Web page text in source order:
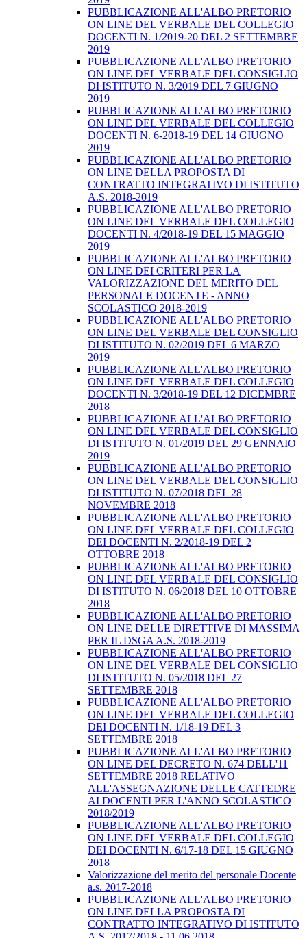
PUBBLICAZIONE ALL'ALBO PRETORIO
ON LINE DEL VERBALE DEL COLLEGIO
DOCENTI N. 1/2019-20 DEL 2 SETTEMBRE
2019
PUBBLICAZIONE ALL'ALBO PRETORIO
ON LINE DEL VERBALE DEL CONSIGLIO
DI ISTITUTO N. 3/2019 DEL 7 GIUGNO
2019
PUBBLICAZIONE ALL'ALBO PRETORIO
ON LINE DEL VERBALE DEL COLLEGIO
DOCENTI N. 6-2018-19 DEL 14 GIUGNO
2019
PUBBLICAZIONE ALL'ALBO PRETORIO
ON LINE DELLA PROPOSTA DI
CONTRATTO INTEGRATIVO DI ISTITUTO
A.S. 2018-2019
PUBBLICAZIONE ALL'ALBO PRETORIO
ON LINE DEL VERBALE DEL COLLEGIO
DOCENTI N. 4/2018-19 DEL 15 MAGGIO
2019
PUBBLICAZIONE ALL'ALBO PRETORIO
ON LINE DEI CRITERI PER LA
VALORIZZAZIONE DEL MERITO DEL
PERSONALE DOCENTE - ANNO
SCOLASTICO 2018-2019
PUBBLICAZIONE ALL'ALBO PRETORIO
ON LINE DEL VERBALE DEL CONSIGLIO
DI ISTITUTO N. 02/2019 DEL 6 MARZO
2019
PUBBLICAZIONE ALL'ALBO PRETORIO
ON LINE DEL VERBALE DEL COLLEGIO
DOCENTI N. 3/2018-19 DEL 12 DICEMBRE
2018
PUBBLICAZIONE ALL'ALBO PRETORIO
ON LINE DEL VERBALE DEL CONSIGLIO
DI ISTITUTO N. 01/2019 DEL 29 GENNAIO
2019
PUBBLICAZIONE ALL'ALBO PRETORIO
ON LINE DEL VERBALE DEL CONSIGLIO
DI ISTITUTO N. 07/2018 DEL 28
NOVEMBRE 2018
PUBBLICAZIONE ALL'ALBO PRETORIO
ON LINE DEL VERBALE DEL COLLEGIO
DEI DOCENTI N. 2/2018-19 DEL 2
OTTOBRE 2018
PUBBLICAZIONE ALL'ALBO PRETORIO
ON LINE DEL VERBALE DEL CONSIGLIO
DI ISTITUTO N. 06/2018 DEL 10 OTTOBRE
2018
PUBBLICAZIONE ALL'ALBO PRETORIO
ON LINE DELLE DIRETTIVE DI MASSIMA
PER IL DSGA A.S. 2018-2019
PUBBLICAZIONE ALL'ALBO PRETORIO
ON LINE DEL VERBALE DEL CONSIGLIO
DI ISTITUTO N. 05/2018 DEL 27
SETTEMBRE 2018
PUBBLICAZIONE ALL'ALBO PRETORIO
ON LINE DEL VERBALE DEL COLLEGIO
DEI DOCENTI N. 1/18-19 DEL 3
SETTEMBRE 2018
PUBBLICAZIONE ALL'ALBO PRETORIO
ON LINE DEL DECRETO N. 674 DELL'11
SETTEMBRE 2018 RELATIVO
ALL'ASSEGNAZIONE DELLE CATTEDRE
AI DOCENTI PER L'ANNO SCOLASTICO
2018/2019
PUBBLICAZIONE ALL'ALBO PRETORIO
ON LINE DEL VERBALE DEL COLLEGIO
DEI DOCENTI N. 6/17-18 DEL 15 GIUGNO
2018
Valorizzazione del merito del personale Docente
a.s. 2017-2018
PUBBLICAZIONE ALL'ALBO PRETORIO
ON LINE DELLA PROPOSTA DI
CONTRATTO INTEGRATIVO DI ISTITUTO